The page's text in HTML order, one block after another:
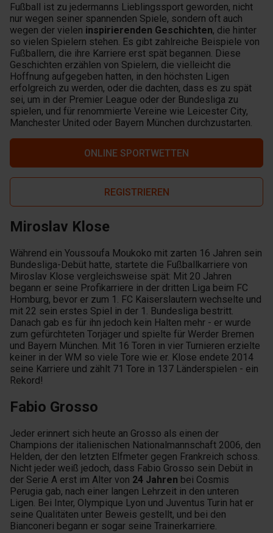
Fußball ist zu jedermanns Lieblingssport geworden, nicht
nur wegen seiner spannenden Spiele, sondern oft auch
wegen der vielen inspirierenden Geschichten, die hinter
so vielen Spielern stehen. Es gibt zahlreiche Beispiele von
Fußballern, die ihre Karriere erst spät begannen. Diese
Geschichten erzählen von Spielern, die vielleicht die
Hoffnung aufgegeben hatten, in den höchsten Ligen
erfolgreich zu werden, oder die dachten, dass es zu spät
sei, um in der Premier League oder der Bundesliga zu
spielen, und für renommierte Vereine wie Leicester City,
Manchester United oder Bayern München durchzustarten.
ONLINE SPORTWETTEN
REGISTRIEREN
Miroslav Klose
Während ein Youssoufa Moukoko mit zarten 16 Jahren sein
Bundesliga-Debüt hatte, startete die Fußballkarriere von
Miroslav Klose vergleichsweise spät: Mit 20 Jahren
begann er seine Profikarriere in der dritten Liga beim FC
Homburg, bevor er zum 1. FC Kaiserslautern wechselte und
mit 22 sein erstes Spiel in der 1. Bundesliga bestritt.
Danach gab es für ihn jedoch kein Halten mehr - er wurde
zum gefürchteten Torjäger und spielte für Werder Bremen
und Bayern München. Mit 16 Toren in vier Turnieren erzielte
keiner in der WM so viele Tore wie er. Klose endete 2014
seine Karriere und zählt 71 Tore in 137 Länderspielen - ein
Rekord!
Fabio Grosso
Jeder erinnert sich heute an Grosso als einen der
Champions der italienischen Nationalmannschaft 2006, den
Helden, der den letzten Elfmeter gegen Frankreich schoss.
Nicht jeder weiß jedoch, dass Fabio Grosso sein Debüt in
der Serie A erst im Alter von 24 Jahren bei Cosmis
Perugia gab, nach einer langen Lehrzeit in den unteren
Ligen. Bei Inter, Olympique Lyon und Juventus Turin hat er
seine Qualitäten unter Beweis gestellt, und bei den
Bianconeri begann er sogar seine Trainerkarriere.